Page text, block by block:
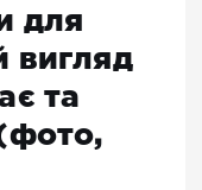
для
вигляд
та